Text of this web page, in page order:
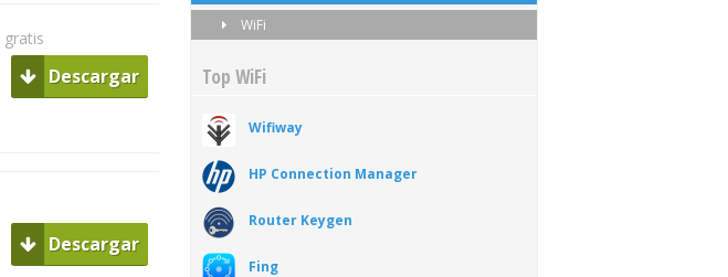
gratis
Descargar
Descargar
WiFi
Top WiFi
Wifiway
HP Connection Manager
Router Keygen
Fing